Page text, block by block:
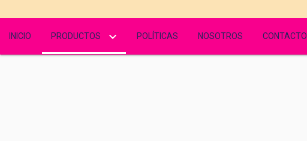
INICIO PRODUCTOS POLÍTICAS NOSOTROS CONTACTO